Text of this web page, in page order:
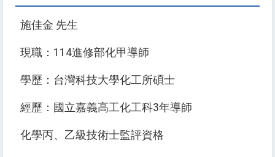
施佳金 先生
現職：114進修部化甲導師
學歷：台灣科技大學化工所碩士
經歷：國立嘉義高工化工科3年導師
化學丙、乙級技術士監評資格